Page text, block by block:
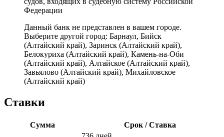
Федерации
Данный банк не представлен в вашем городе.
Выберите другой город: Барнаул, Бийск
(Алтайский край), Заринск (Алтайский край),
Белокуриха (Алтайский край), Камень-на-Оби
(Алтайский край), Алтайское (Алтайский край),
Завьялово (Алтайский край), Михайловское
(Алтайский край)
Ставки
Сумма
Срок / Ставка